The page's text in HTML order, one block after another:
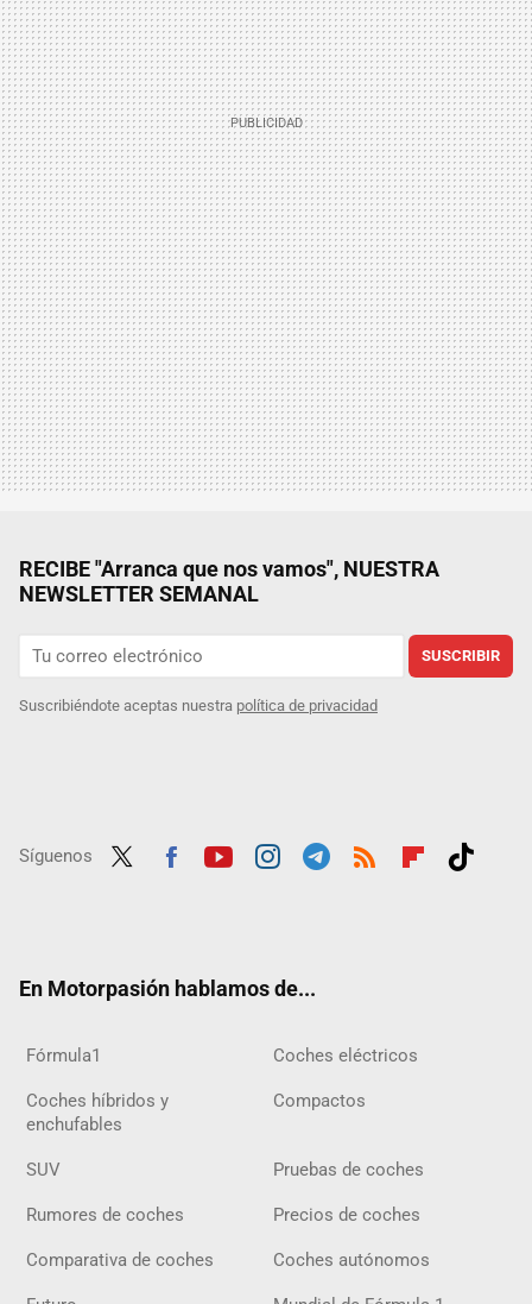
RECIBE "Arranca que nos vamos", NUESTRA
NEWSLETTER SEMANAL
SUSCRIBIR
Suscribiéndote aceptas nuestra política de privacidad
Síguenos
En Motorpasión hablamos de...
Fórmula1 Coches eléctricos
Coches híbridos y
enchufables
Compactos
SUV Pruebas de coches
Rumores de coches Precios de coches
Comparativa de coches Coches autónomos